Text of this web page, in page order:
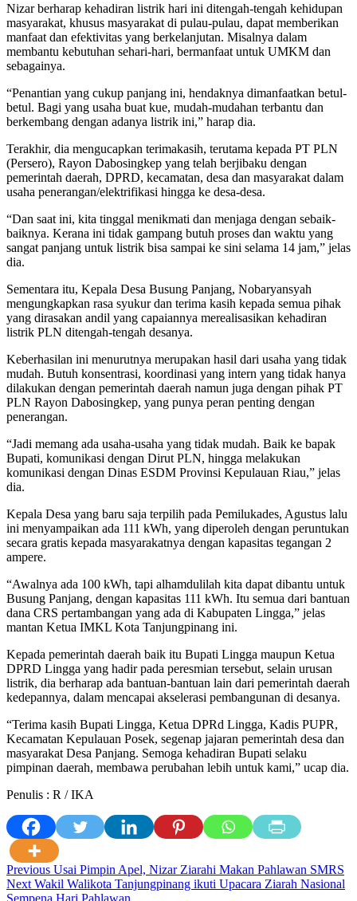
Nizar berharap kehadiran listrik hari ini ditengah-tengah kehidupan
masyarakat, khusus masyarakat di pulau-pulau, dapat memberikan
manfaat dan efektivitas yang berkelanjutan. Misalnya dalam
membantu kebutuhan sehari-hari, bermanfaat untuk UMKM dan
sebagainya.
“Penantian yang cukup panjang ini, hendaknya dimanfaatkan betul-
betul. Bagi yang usaha buat kue, mudah-mudahan terbantu dan
berkembang dengan adanya listrik ini,” harap dia.
Terakhir, dia mengucapkan terimakasih, terutama kepada PT PLN
(Persero), Rayon Dabosingkep yang telah berjibaku dengan
pemerintah daerah, DPRD, kecamatan, desa dan masyarakat dalam
usaha penerangan/elektrifikasi hingga ke desa-desa.
“Dan saat ini, kita tinggal menikmati dan menjaga dengan sebaik-
baiknya. Kerana ini tidak gampang butuh proses dan waktu yang
sangat panjang untuk listrik bisa sampai ke sini selama 14 jam,” jelas
dia.
Sementara itu, Kepala Desa Busung Panjang, Nobaryansyah
mengungkapkan rasa syukur dan terima kasih kepada semua pihak
yang dirasakan andil yang capaiannya merealisasikan kehadiran
listrik PLN ditengah-tengah desanya.
Keberhasilan ini menurutnya merupakan hasil dari usaha yang tidak
mudah. Butuh konsentrasi, koordinasi yang intern yang tidak hanya
dilakukan dengan pemerintah daerah namun juga dengan pihak PT
PLN Rayon Dabosingkep, yang punya peran penting dengan
penerangan.
“Jadi memang ada usaha-usaha yang tidak mudah. Baik ke bapak
Bupati, komunikasi dengan Dirut PLN, hingga melakukan
komunikasi dengan Dinas ESDM Provinsi Kepulauan Riau,” jelas
dia.
Kepala Desa yang baru saja terpilih pada Pemilukades, Agustus lalu
ini menyampaikan ada 111 kWh, yang diperoleh dengan peruntukan
secara gratis kepada masyarakatnya dengan kapasitas tegangan 2
ampere.
“Awalnya ada 100 kWh, tapi alhamdulilah kita dapat dibantu untuk
Busung Panjang, dengan kapasitas 111 kWh. Itu semua dari bantuan
dana CRS pertambangan yang ada di Kabupaten Lingga,” jelas
mantan Ketua IMKL Kota Tanjungpinang ini.
Kepada pemerintah daerah baik itu Bupati Lingga maupun Ketua
DPRD Lingga yang hadir pada peresmian tersebut, selain urusan
listrik, dia berharap ada bantuan-bantuan lain dari pemerintah daerah
kedepannya, dalam mencapai akselerasi pembangunan di desanya.
“Terima kasih Bupati Lingga, Ketua DPRd Lingga, Kadis PUPR,
Kecamatan Kepulauan Posek, segenap jajaran pemerintah desa dan
masyarakat Desa Panjang. Semoga kehadiran Bupati selaku
pimpinan daerah, membawa perubahan lebih untuk kami,” ucap dia.
Penulis : R / IKA
Post
navigation
Previous Usai Pimpin Apel, Nizar Ziarahi Makan Pahlawan SMRS
Next Wakil Walikota Tanjungpinang ikuti Upacara Ziarah Nasional
Sempena Hari Pahlawan